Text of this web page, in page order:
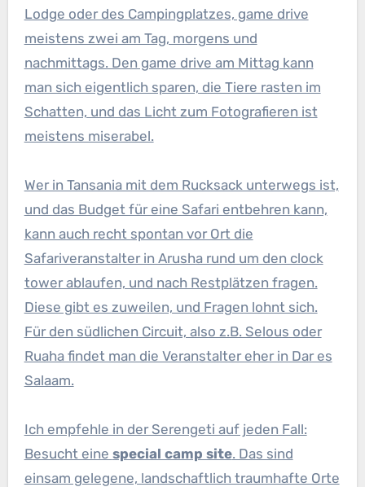
Lodge oder des Campingplatzes, game drive
meistens zwei am Tag, morgens und
nachmittags. Den game drive am Mittag kann
man sich eigentlich sparen, die Tiere rasten im
Schatten, und das Licht zum Fotografieren ist
meistens miserabel.
Wer in Tansania mit dem Rucksack unterwegs ist,
und das Budget für eine Safari entbehren kann,
kann auch recht spontan vor Ort die
Safariveranstalter in Arusha rund um den clock
tower ablaufen, und nach Restplätzen fragen.
Diese gibt es zuweilen, und Fragen lohnt sich.
Für den südlichen Circuit, also z.B. Selous oder
Ruaha findet man die Veranstalter eher in Dar es
Salaam.
Ich empfehle in der Serengeti auf jeden Fall:
Besucht eine special camp site. Das sind
einsam gelegene, landschaftlich traumhafte Orte